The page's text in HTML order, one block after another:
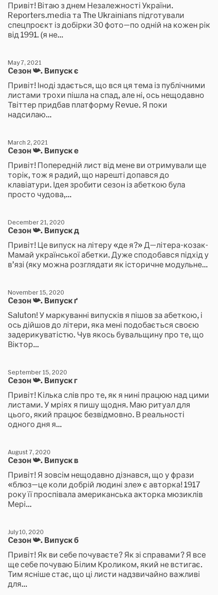
Привіт! Вітаю з днем Незалежності України.
Reporters.media та The Ukrainians підготували
спецпроєкт із добірки 30 фото—по одній на кожен рік
від 1991. (я не...
Cезон 📯. Випуск є
May 7, 2021
Привіт! Іноді здається, що вся ця тема із публічними
листами трохи пішла на спад, але ні, ось нещодавно
Твіттер придбав платформу Revue. Я поки
надсилаю...
Cезон 📯. Випуск е
March 2, 2021
Привіт! Попередній лист від мене ви отримували ще
торік, тож я радий, що нарешті допався до
клавіатури. Ідея зробити сезон із абеткою була
просто чудова,...
Cезон 📯. Випуск д
December 21, 2020
Привіт! Це випуск на літеру «де я?» Д—літера-козак-
Мамай української абетки. Дуже сподобався підхід у
в’язі (яку можна розглядати як історичне модульне...
Cезон 📯. Випуск ґ
November 15, 2020
Saluton! У маркуванні випусків я пішов за абеткою, і
ось дійшов до літери, яка мені подобається своєю
задерикуватістю. Чув якось бувальщину про те, що
Віктор...
Cезон 📯. Випуск г
September 15, 2020
Привіт! Кілька слів про те, як я нині працюю над цими
листами. У мріях я пишу щодня. Маю ритуал для
цього, який працює безвідмовно. В реальності
одного дня я...
Cезон 📯. Випуск в
August 7, 2020
Привіт! Я зовсім нещодавно дізнався, що у фрази
«блюз—це коли добрій людині зле» є авторка! 1917
року її проспівала американська акторка мюзиклів
Мері...
Cезон 📯. Випуск б
July 10, 2020
Привіт! Як ви себе почуваєте? Як зі справами? Я все
ще себе почуваю Білим Кроликом, який не встигає.
Тим ясніше стає, що ці листи надзвичайно важливі
для...